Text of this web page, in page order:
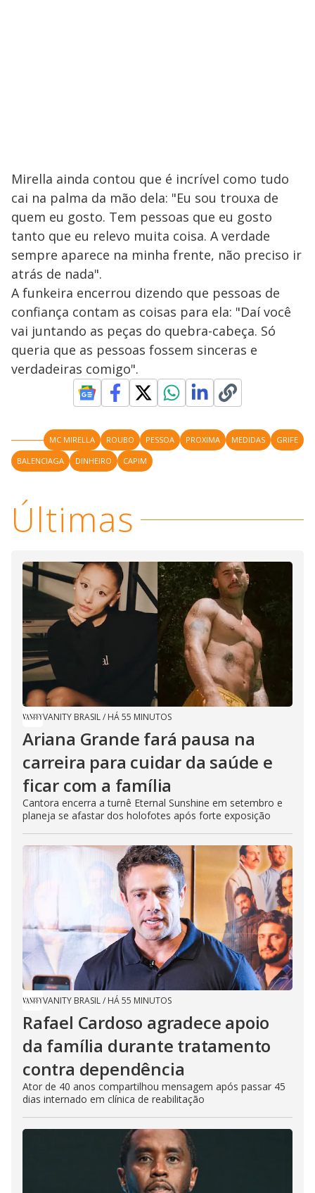
Mirella ainda contou que é incrível como tudo
cai na palma da mão dela: "Eu sou trouxa de
quem eu gosto. Tem pessoas que eu gosto
tanto que eu relevo muita coisa. A verdade
sempre aparece na minha frente, não preciso ir
atrás de nada".
A funkeira encerrou dizendo que pessoas de
confiança contam as coisas para ela: "Daí você
vai juntando as peças do quebra-cabeça. Só
queria que as pessoas fossem sinceras e
verdadeiras comigo".
MC MIRELLA ROUBO PESSOA PROXIMA MEDIDAS
GRIFE
BALENCIAGA
DINHEIRO CAPIM
Últimas
VANITY BRASIL/ HÁ 55 MINUTOS
Ariana Grande fará pausa na
carreira para cuidar da saúde e
ficar com a família
Cantora encerra a turnê Eternal Sunshine em setembro e
planeja se afastar dos holofotes após forte exposição
VANITY BRASIL/ HÁ 55 MINUTOS
Rafael Cardoso agradece apoio
da família durante tratamento
contra dependência
Ator de 40 anos compartilhou mensagem após passar 45
dias internado em clínica de reabilitação